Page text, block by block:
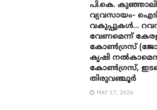
പി.കെ.
വ്യവസായം-
വകുപ്പുകൾ…
വേണമെന്ന്
കോൺഗ്രസ്
കൃഷി
കോൺഗ്രസ്,
തിരുവഞ്ചൂർ
MAY 17, 2026